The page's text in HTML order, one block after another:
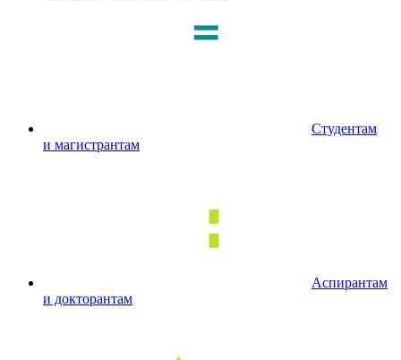
Студентам
и магистрантам
Аспирантам
и докторантам